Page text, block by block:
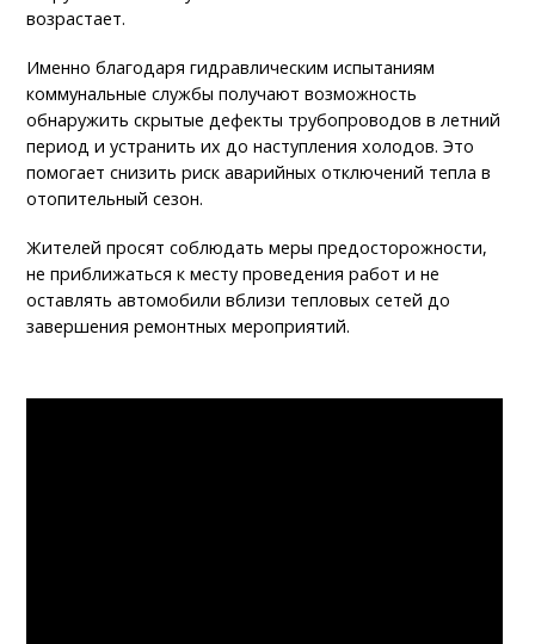
возрастает.
Именно благодаря гидравлическим испытаниям
коммунальные службы получают возможность
обнаружить скрытые дефекты трубопроводов в летний
период и устранить их до наступления холодов. Это
помогает снизить риск аварийных отключений тепла в
отопительный сезон.
Жителей просят соблюдать меры предосторожности,
не приближаться к месту проведения работ и не
оставлять автомобили вблизи тепловых сетей до
завершения ремонтных мероприятий.